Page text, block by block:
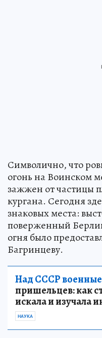
Символично, что
огонь на Воинском
зажжен от частицы
кургана. Сегодня
знаковых места:
поверженный
огня было
Багринцеву.
Над СССР военные
пришельцев: как
искала и изучала
НАУКА